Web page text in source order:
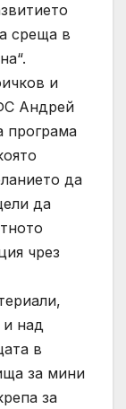
среща в
и
Андрей
програма
да
да
чрез
и над
в
за мини
за